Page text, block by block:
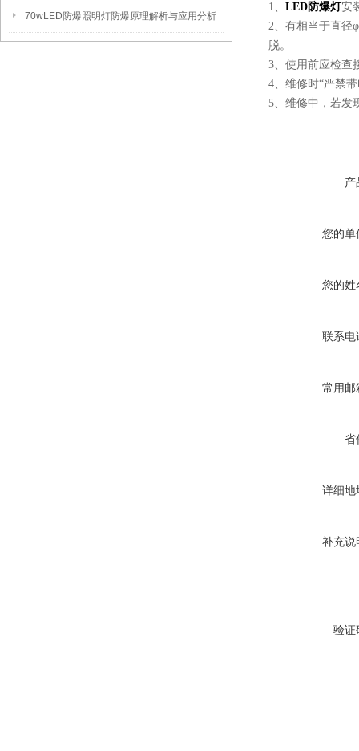
70wLED防爆照明灯防爆原理解析与应用分析
1、 LED防爆灯安
2、有相当于直径
脱。
3、使用前应检查
4、维修时“严禁
5、维修中，若发
产
您的单
您的姓
联系电
常用邮
省
详细地
补充说
验证